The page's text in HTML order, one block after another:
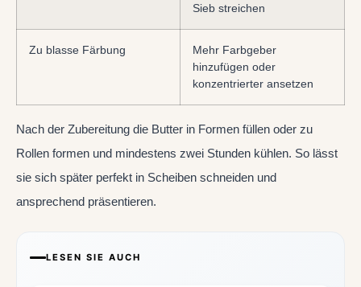
Sieb streichen
Zu blasse Färbung
Mehr Farbgeber
hinzufügen oder
konzentrierter ansetzen
Nach der Zubereitung die Butter in Formen füllen oder zu
Rollen formen und mindestens zwei Stunden kühlen. So lässt
sie sich später perfekt in Scheiben schneiden und
ansprechend präsentieren.
LESEN SIE AUCH